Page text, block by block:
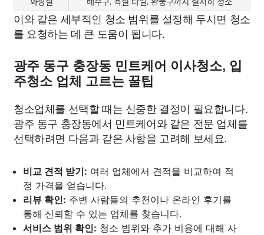
이와 같은 세부적인 청소 범위를 설정해 두시면 청소
를 요청하는 데 큰 도움이 됩니다.
광주 동구 충장동 민트케어 이사청소, 입
주청소 업체 고르는 꿀팁
청소업체를 선택할 때는 신중한 결정이 필요합니다.
광주 동구 충장동에서 민트케어와 같은 전문 업체를
선택하려면 다음과 같은 사항을 고려해 보세요.
비교 견적 받기: 여러 업체에서 견적을 비교하여 적
정 가격을 얻습니다.
리뷰 확인: 주변 사람들의 추천이나 온라인 후기를
통해 신뢰할 수 있는 업체를 찾습니다.
서비스 범위 확인: 청소 범위와 추가 비용에 대해 사